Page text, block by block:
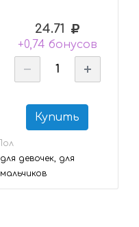
24.71
+0,74 бонусов
Купить
Пол
для девочек, для
мальчиков